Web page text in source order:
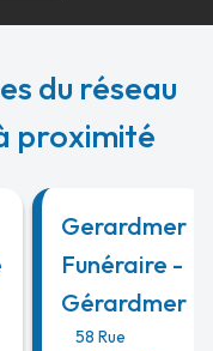
du réseau
proximité
Gerardmer
Funéraire -
Gérardmer
58 Rue